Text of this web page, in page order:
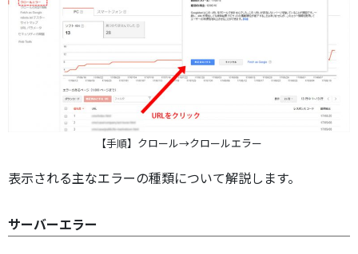
【手順】クロール→クロールエラー
表示される主なエラーの種類について解説します。
サーバーエラー